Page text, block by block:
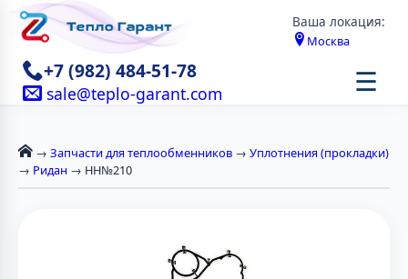
Ваша локация:
Москва
+7 (982) 484-51-78
sale@teplo-garant.com ☰
→ Запчасти для теплообменников → Уплотнения (прокладки)
→ Ридан → НН№210